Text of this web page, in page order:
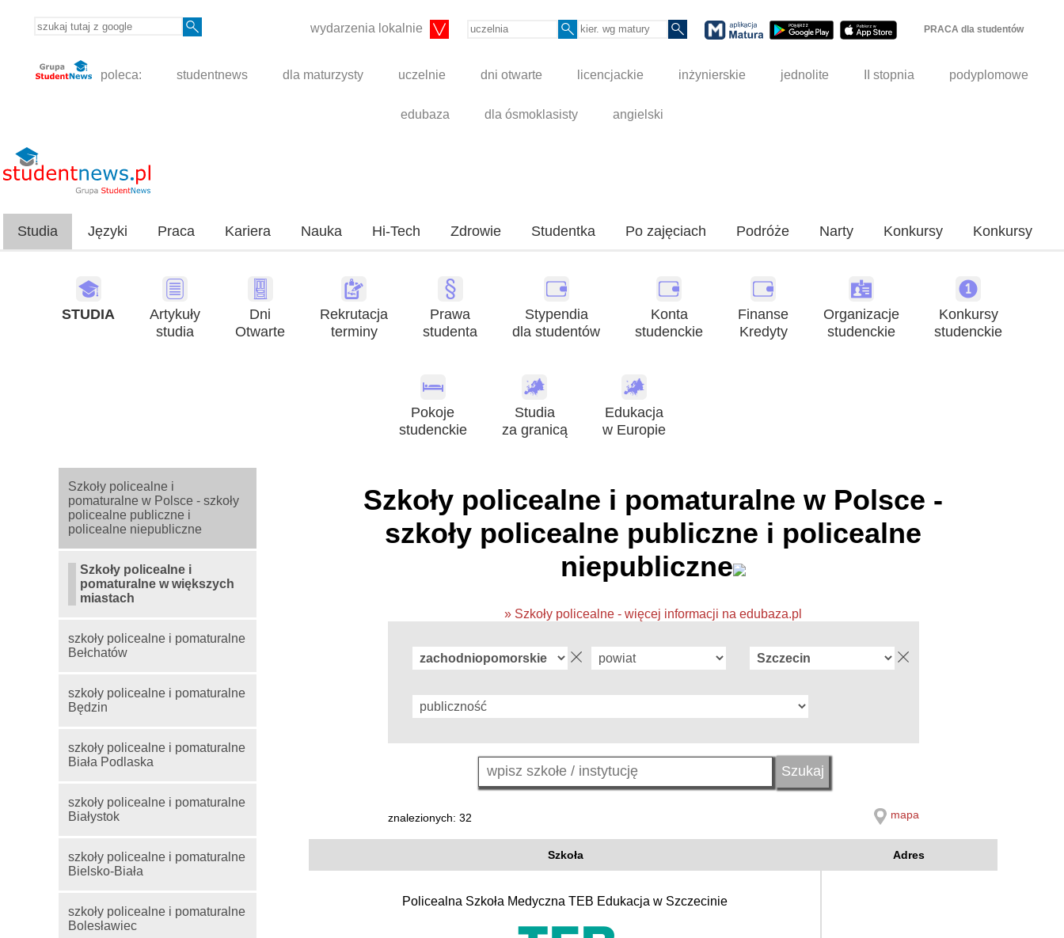
wydarzenia lokalnie PRACA dla studentów
poleca: studentnews dla maturzysty uczelnie dni otwarte licencjackie inżynierskie jednolite II stopnia podyplomowe
edubaza dla ósmoklasisty angielski
Studia Języki Praca Kariera Nauka Hi-Tech Zdrowie Studentka Po zajęciach Podróże Narty Konkursy Konkursy
STUDIA
Artykuły
studia
Dni
Otwarte
Rekrutacja
terminy
Prawa
studenta
Stypendia
dla studentów
Konta
studenckie
Finanse
Kredyty
Organizacje
studenckie
Konkursy
studenckie
Pokoje
studenckie
Studia
za granicą
Edukacja
w Europie
Szkoły policealne i
pomaturalne w Polsce - szkoły
policealne publiczne i
policealne niepubliczne
Szkoły policealne i
pomaturalne w większych
miastach
szkoły policealne i pomaturalne
Bełchatów
szkoły policealne i pomaturalne
Będzin
szkoły policealne i pomaturalne
Biała Podlaska
szkoły policealne i pomaturalne
Białystok
szkoły policealne i pomaturalne
Bielsko-Biała
szkoły policealne i pomaturalne
Bolesławiec
Szkoły policealne i pomaturalne w Polsce -
szkoły policealne publiczne i policealne
niepubliczne
» Szkoły policealne - więcej informacji na edubaza.pl
znalezionych: 32 mapa
Szkoła Adres
Policealna Szkoła Medyczna TEB Edukacja w Szczecinie